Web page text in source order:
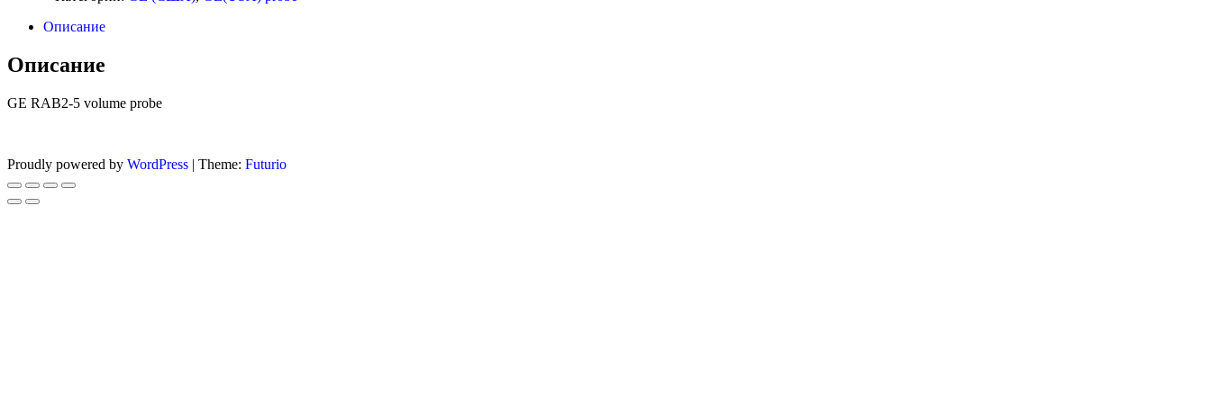
Описание
Описание
GE RAB2-5 volume probe
Proudly powered by WordPress | Theme: Futurio